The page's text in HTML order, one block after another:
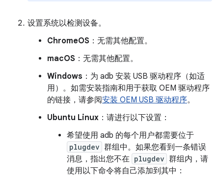
设置系统以检测设备。
ChromeOS ：无需其他配置。
macOS ：无需其他配置。
Windows ：为 adb 安装 USB 驱动程序（如适
用）。如需安装指南和用于获取 OEM 驱动程序
的链接，请参阅安装 OEM USB 驱动程序。
Ubuntu Linux ：请进行以下设置：
希望使用 adb 的每个用户都需要位于
plugdev 群组中。如果您看到一条错误
消息，指出您不在 plugdev 群组内，请
使用以下命令将自己添加到其中：